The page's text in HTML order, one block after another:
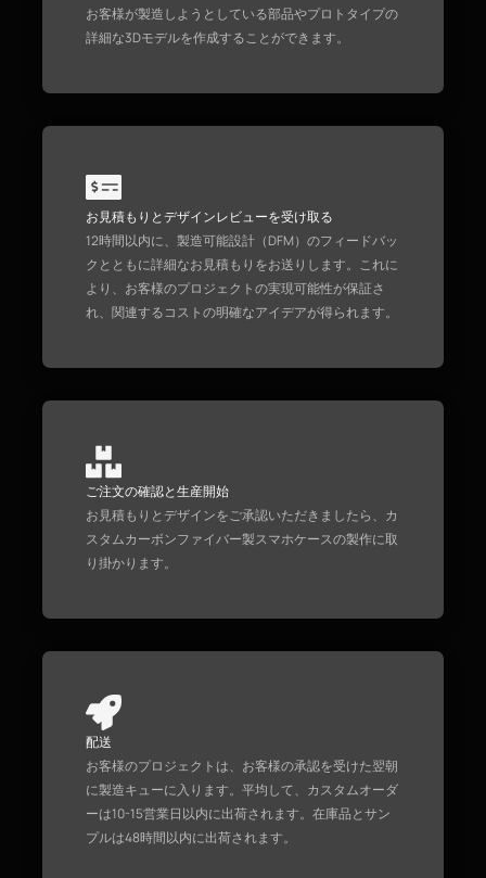
お客様が製造しようとしている部品やプロトタイプの
詳細な3Dモデルを作成することができます。
お見積もりとデザインレビューを受け取る
12時間以内に、製造可能設計（DFM）のフィードバッ
クとともに詳細なお見積もりをお送りします。これに
より、お客様のプロジェクトの実現可能性が保証さ
れ、関連するコストの明確なアイデアが得られます。
ご注文の確認と生産開始
お見積もりとデザインをご承認いただきましたら、カ
スタムカーボンファイバー製スマホケースの製作に取
り掛かります。
配送
お客様のプロジェクトは、お客様の承認を受けた翌朝
に製造キューに入ります。平均して、カスタムオーダ
ーは10-15営業日以内に出荷されます。在庫品とサン
プルは48時間以内に出荷されます。